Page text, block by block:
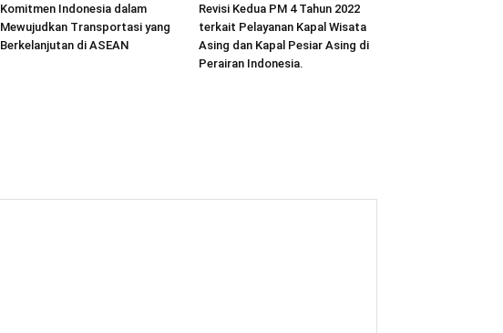
Komitmen Indonesia dalam
Mewujudkan Transportasi yang
Berkelanjutan di ASEAN
Revisi Kedua PM 4 Tahun 2022
terkait Pelayanan Kapal Wisata
Asing dan Kapal Pesiar Asing di
Perairan Indonesia.